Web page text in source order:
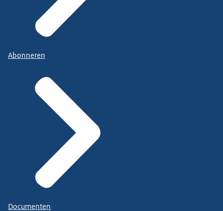
Abonneren
Documenten